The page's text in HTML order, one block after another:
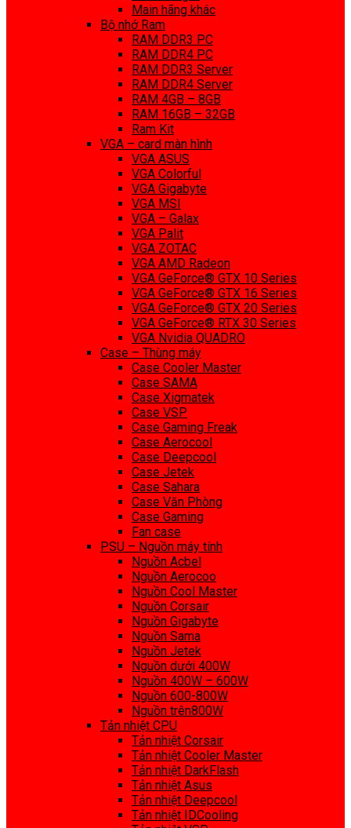
Main hãng khác
Bộ nhớ Ram
RAM DDR3 PC
RAM DDR4 PC
RAM DDR3 Server
RAM DDR4 Server
RAM 4GB – 8GB
RAM 16GB – 32GB
Ram Kit
VGA – card màn hình
VGA ASUS
VGA Colorful
VGA Gigabyte
VGA MSI
VGA – Galax
VGA Palit
VGA ZOTAC
VGA AMD Radeon
VGA GeForce® GTX 10 Series
VGA GeForce® GTX 16 Series
VGA GeForce® GTX 20 Series
VGA GeForce® RTX 30 Series
VGA Nvidia QUADRO
Case – Thùng máy
Case Cooler Master
Case SAMA
Case Xigmatek
Case VSP
Case Gaming Freak
Case Aerocool
Case Deepcool
Case Jetek
Case Sahara
Case Văn Phòng
Case Gaming
Fan case
PSU – Nguồn máy tính
Nguồn Acbel
Nguồn Aerocoo
Nguồn Cool Master
Nguồn Corsair
Nguồn Gigabyte
Nguồn Sama
Nguồn Jetek
Nguồn dưới 400W
Nguồn 400W – 600W
Nguồn 600-800W
Nguồn trên800W
Tản nhiệt CPU
Tản nhiệt Corsair
Tản nhiệt Cooler Master
Tản nhiệt DarkFlash
Tản nhiệt Asus
Tản nhiệt Deepcool
Tản nhiệt IDCooling